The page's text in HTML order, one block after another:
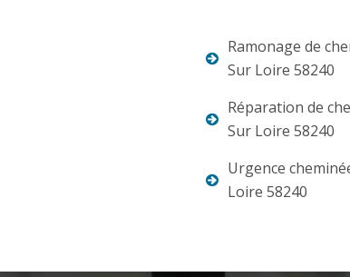
Ramonage de
Sur Loire 58240
Réparation de
Sur Loire 58240
Urgence
Loire 58240